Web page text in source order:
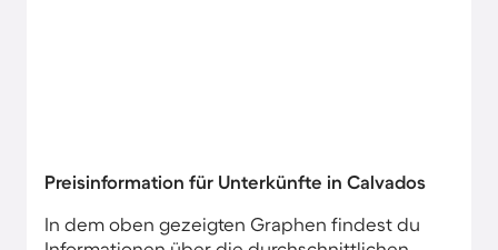
Preisinformation für Unterkünfte in Calvados
In dem oben gezeigten Graphen findest du